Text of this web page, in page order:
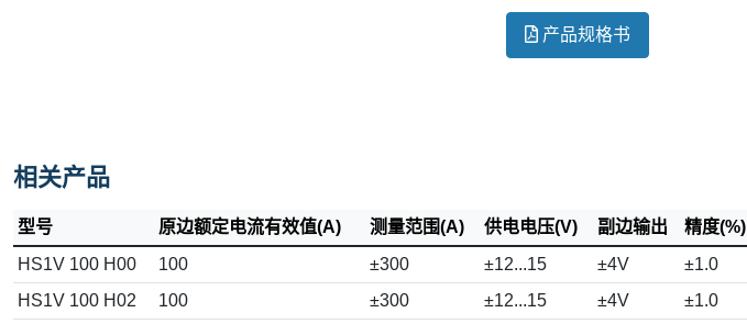
产品规格书
相关产品
型号 原边额定电流有效值(A) 测量范围(A) 供电电压(V) 副边输出 精度(%)
HS1V 100 H00
100 ±300 ±12...15 ±4V ±1.0
HS1V 100 H02
100 ±300 ±12...15 ±4V ±1.0